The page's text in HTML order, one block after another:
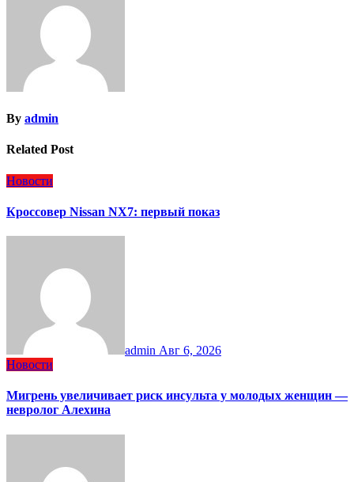
By admin
Related Post
Новости
Кроссовер Nissan NX7: первый показ
admin Авг 6, 2026
Новости
Мигрень увеличивает риск инсульта у молодых женщин —
невролог Алехина